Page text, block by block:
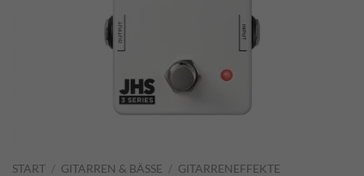
START / GITARREN & BÄSSE / GITARRENEFFEKTE